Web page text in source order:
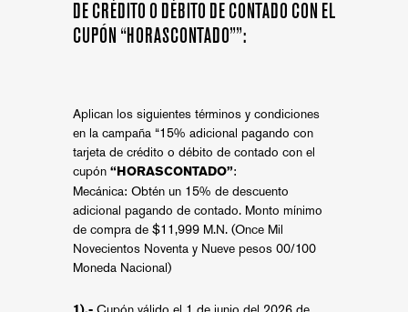
DE CRÉDITO O DÉBITO DE CONTADO CON EL
CUPÓN “HORASCONTADO””:
Aplican los siguientes términos y condiciones
en la campaña “15% adicional pagando con
tarjeta de crédito o débito de contado con el
cupón “HORASCONTADO”:
Mecánica: Obtén un 15% de descuento
adicional pagando de contado. Monto mínimo
de compra de $11,999 M.N. (Once Mil
Novecientos Noventa y Nueve pesos 00/100
Moneda Nacional)